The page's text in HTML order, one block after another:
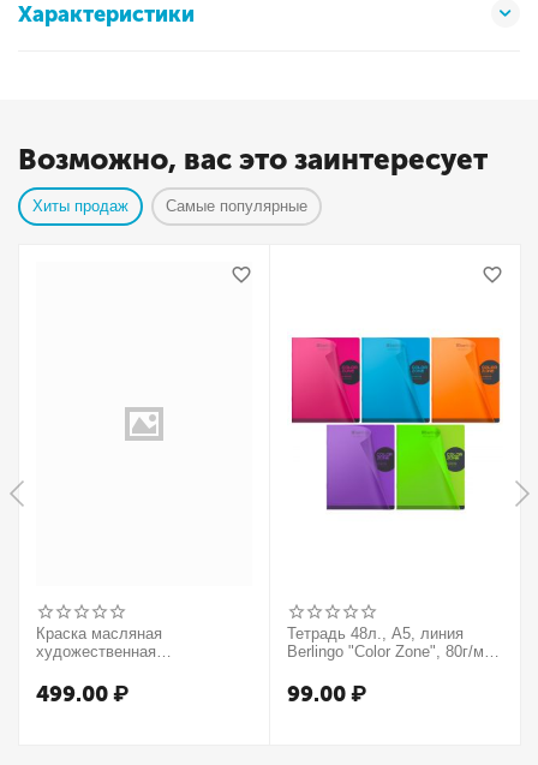
Характеристики
Возможно, вас это заинтересует
Хиты продаж Самые популярные
Краска масляная
художественная
37мл, туба, оранжевый
499.00₽
Тетрадь 48л., А5, линия
Berlingo "Color Zone", 80г/м2,
ассорти
99.00₽